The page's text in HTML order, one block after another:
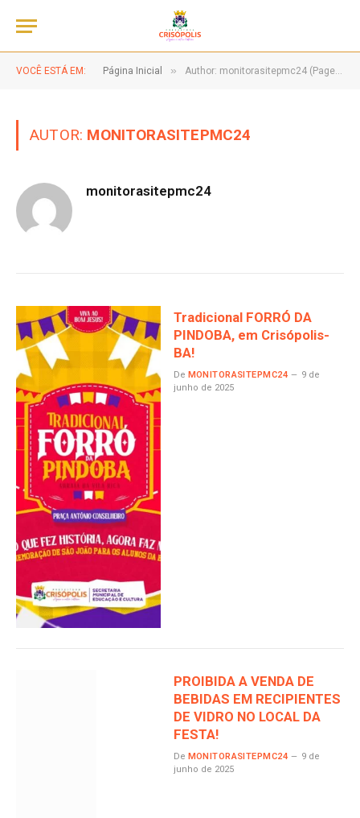
VOCÊ ESTÁ EM: Página Inicial » Author: monitorasitepmc24 (Page 25)
AUTOR: MONITORASITEPMC24
monitorasitepmc24
Tradicional FORRÓ DA
PINDOBA, em Crisópolis-
BA!
De MONITORASITEPMC24
9 de
junho de 2025
PROIBIDA A VENDA DE
BEBIDAS EM RECIPIENTES
DE VIDRO NO LOCAL DA
FESTA!
De MONITORASITEPMC24
9 de
junho de 2025